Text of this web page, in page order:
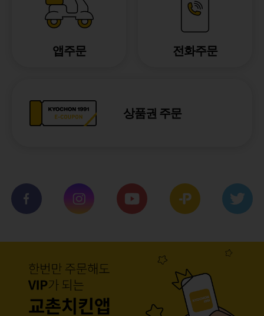
앱주문 전화주문
상품권 주문